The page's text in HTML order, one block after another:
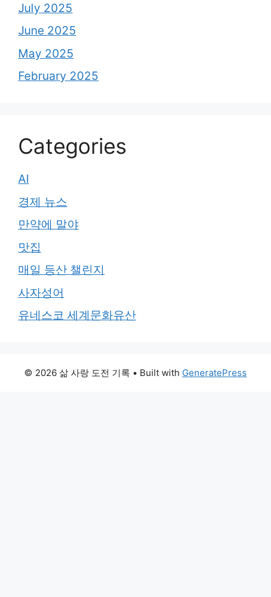
July 2025
June 2025
May 2025
February 2025
Categories
AI
경제 뉴스
만약에 말야
맛집
매일 등산 챌린지
사자성어
유네스코 세계문화유산
© 2026 삶 사랑 도전 기록 • Built with GeneratePress